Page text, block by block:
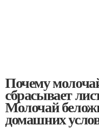
Почему
сбрасывает
Молочай
домашних